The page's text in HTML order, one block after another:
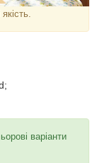
варіанти